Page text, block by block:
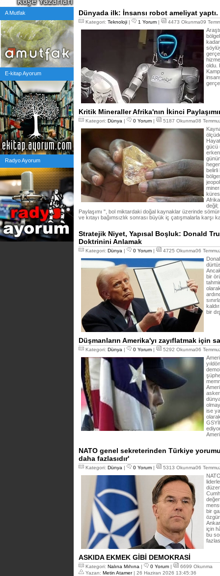
A Mutfak
E-kitap Ayorum
Radyo Ayorum
Dünyada ilk: İnsansı robot ameliyat yaptı.
Kategori: Teknoloji | 1 Yorum | 4473 Okunma09
oldu.
Kritik Mineraller Afrika'nın İkinci
Kategori: Dünya | 0 Yorum | 5187 Okunma08
gücü
belirli
değil;
Paylaşımı ", bol miktardaki doğal kaynaklar üzerinde
ve kıtayı bağımsızlık sonrası büyük iç çatışmalarla karşı
Stratejik Niyet, Yapısal Boşluk: Donald
Doktrinini Anlamak
Kategori: Dünya | 0 Yorum | 4725 Okunma06
bir
bir
Düşmanların Amerika'yı zayıflatmak için
Kategori: Dünya | 0 Yorum | 5292 Okunma06
ise
NATO genel sekreterinden Türkiye
daha fazlasıdır'
Kategori: Dünya | 0 Yorum | 5313 Okunma06
bir
için
bu
ASKIDA EKMEK GİBİ DEMOKRASİ
Kategori: Nalına Mıhına | 0 Yorum |
6699 Okunma
Yazan: Metin Atamer| 26 Haziran 2026 13:45:36